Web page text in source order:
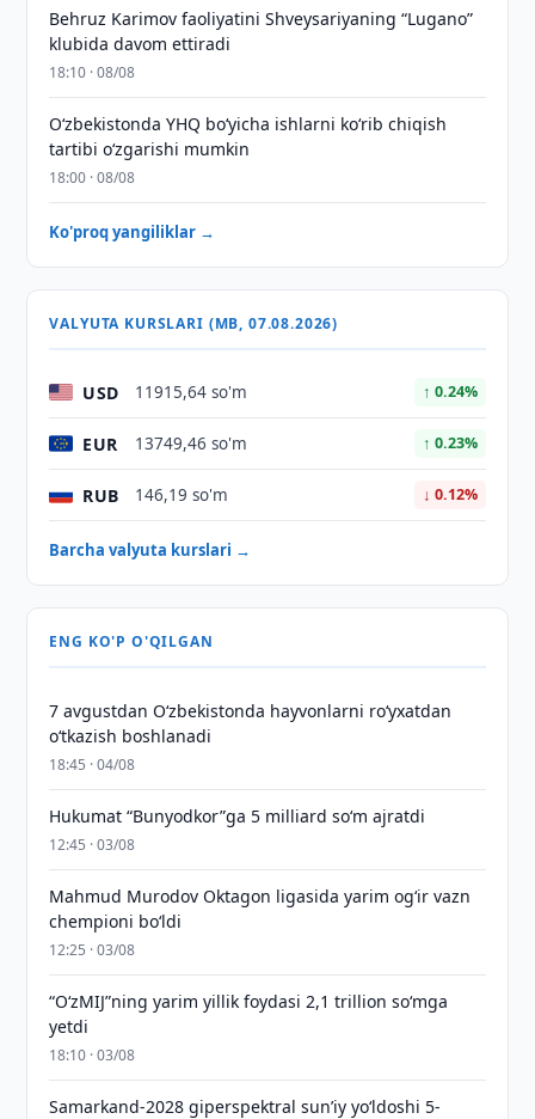
Behruz Karimov faoliyatini Shveysariyaning “Lugano”
klubida davom ettiradi
18:10 · 08/08
O‘zbekistonda YHQ bo‘yicha ishlarni ko‘rib chiqish
tartibi o‘zgarishi mumkin
18:00 · 08/08
Ko'proq yangiliklar →
VALYUTA KURSLARI (MB, 07.08.2026)
USD 11915,64 so'm ↑ 0.24%
EUR 13749,46 so'm ↑ 0.23%
RUB 146,19 so'm ↓ 0.12%
Barcha valyuta kurslari →
ENG KO'P O'QILGAN
7 avgustdan O‘zbekistonda hayvonlarni ro‘yxatdan
o‘tkazish boshlanadi
18:45 · 04/08
Hukumat “Bunyodkor”ga 5 milliard so‘m ajratdi
12:45 · 03/08
Mahmud Murodov Oktagon ligasida yarim og‘ir vazn
chempioni bo‘ldi
12:25 · 03/08
“O‘zMIJ”ning yarim yillik foydasi 2,1 trillion so‘mga
yetdi
18:10 · 03/08
Samarkand-2028 giperspektral sun’iy yo‘ldoshi 5-